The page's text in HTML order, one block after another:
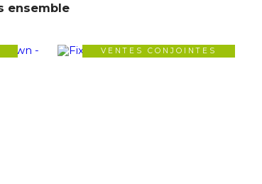
ensemble
VENTES CONJOINTES